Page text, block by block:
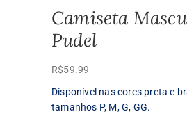
Camiseta
Pudel
R$59.99
Disponível nas cores preta e
tamanhos P, M, G, GG.